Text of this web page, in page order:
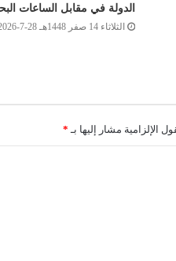
الدولة في مقابل الساعات
الثلاثاء 14 صفر 1448هـ 28-7-2026م
الإلزامية مشار إليها بـ *